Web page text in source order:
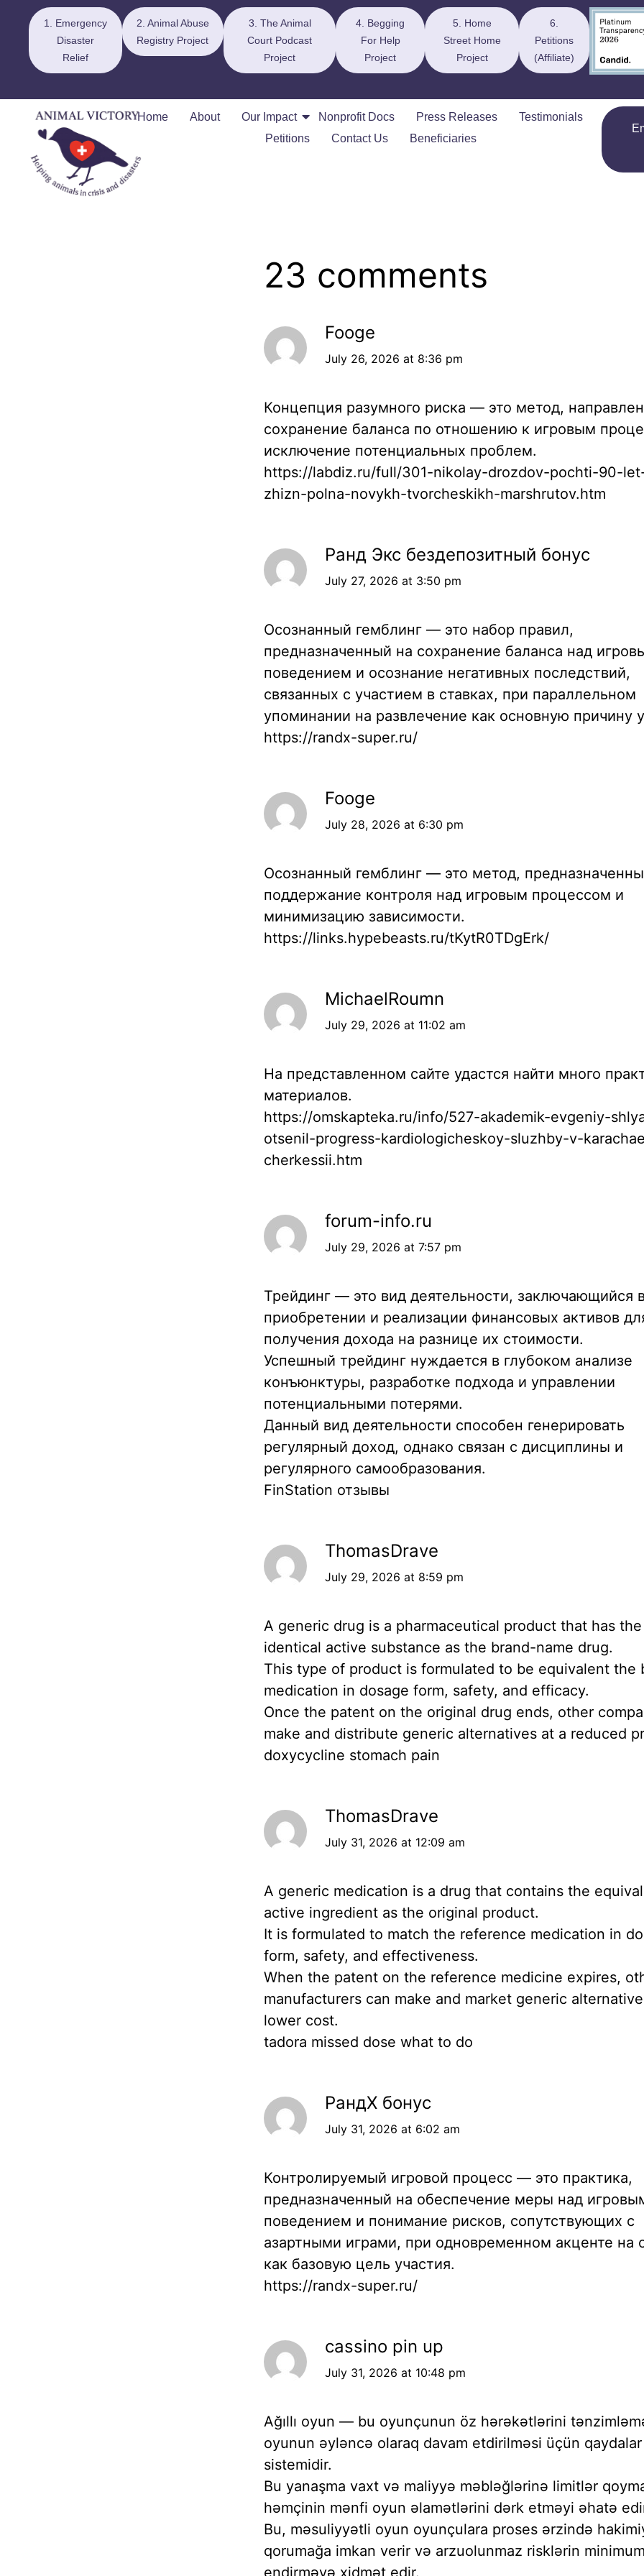
1. Emergency
Disaster
Relief
2. Animal Abuse
Registry Project
3. The Animal
Court Podcast
Project
4. Begging
For Help
Project
5. Home
Street Home
Project
6.
Petitions
(Affiliate)
Home About Our Impact Nonprofit Docs Press Releases
Testimonials
Petitions
Contact Us Beneficiaries
23 comments
Fooge
July 26, 2026 at 8:36 pm
Концепция разумного риска — это метод,
сохранение баланса по отношению к игровым
исключение потенциальных проблем.
https://labdiz.ru/full/301-nikolay-drozdov-pochti-90-
zhizn-polna-novykh-tvorcheskikh-marshrutov.htm
Ранд Экс бездепозитный бонус
July 27, 2026 at 3:50 pm
Осознанный гемблинг — это набор правил,
предназначенный на сохранение баланса над
поведением и осознание негативных последствий,
связанных с участием в ставках, при параллельном
упоминании на развлечение как основную причину
https://randx-super.ru/
Fooge
July 28, 2026 at 6:30 pm
Осознанный гемблинг — это метод,
поддержание контроля над игровым процессом и
минимизацию зависимости.
https://links.hypebeasts.ru/tKytR0TDgErk/
MichaelRoumn
July 29, 2026 at 11:02 am
На представленном сайте удастся найти много
материалов.
https://omskapteka.ru/info/527-akademik-evgeniy-
otsenil-progress-kardiologicheskoy-sluzhby-v-
cherkessii.htm
forum-info.ru
July 29, 2026 at 7:57 pm
Трейдинг — это вид деятельности, заключающийся
приобретении и реализации финансовых активов
получения дохода на разнице их стоимости.
Успешный трейдинг нуждается в глубоком анализе
конъюнктуры, разработке подхода и управлении
потенциальными потерями.
Данный вид деятельности способен генерировать
регулярный доход, однако связан с дисциплины и
регулярного самообразования.
FinStation отзывы
ThomasDrave
July 29, 2026 at 8:59 pm
A generic drug is a pharmaceutical product that has the
identical active substance as the brand-name drug.
This type of product is formulated to be equivalent the
medication in dosage form, safety, and efficacy.
Once the patent on the original drug ends, other
make and distribute generic alternatives at a reduced
doxycycline stomach pain
ThomasDrave
July 31, 2026 at 12:09 am
A generic medication is a drug that contains the
active ingredient as the original product.
It is formulated to match the reference medication in
form, safety, and effectiveness.
When the patent on the reference medicine expires,
manufacturers can make and market generic
lower cost.
tadora missed dose what to do
РандX бонус
July 31, 2026 at 6:02 am
Контролируемый игровой процесс — это практика,
предназначенный на обеспечение меры над
поведением и понимание рисков, сопутствующих с
азартными играми, при одновременном акценте на
как базовую цель участия.
https://randx-super.ru/
cassino pin up
July 31, 2026 at 10:48 pm
Ağıllı oyun — bu oyunçunun öz hərəkətlərini
oyunun əyləncə olaraq davam etdirilməsi üçün qaydalar
sistemidir.
Bu yanaşma vaxt və maliyyə məbləğlərinə limitlər
həmçinin mənfi oyun əlamətlərini dərk etməyi əhatə
Bu, məsuliyyətli oyun oyunçulara proses ərzində
qorumağa imkan verir və arzuolunmaz risklərin
endirməyə xidmət edir.